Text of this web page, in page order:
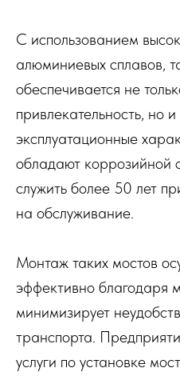
С использованием
алюминиевых сплавов,
обеспечивается не
привлекательность, но
эксплуатационные
обладают коррозийной
служить более 50 лет
на обслуживание.
Монтаж таких мостов
эффективно благодаря
минимизирует
транспорта.
услуги по установке